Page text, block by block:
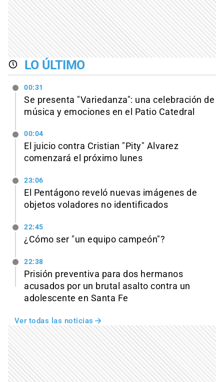
LO ÚLTIMO
00:31
Se presenta "Variedanza": una celebración de
música y emociones en el Patio Catedral
00:04
El juicio contra Cristian "Pity" Alvarez
comenzará el próximo lunes
23:06
El Pentágono reveló nuevas imágenes de
objetos voladores no identificados
22:45
¿Cómo ser "un equipo campeón"?
22:38
Prisión preventiva para dos hermanos
acusados por un brutal asalto contra un
adolescente en Santa Fe
Ver todas las noticias